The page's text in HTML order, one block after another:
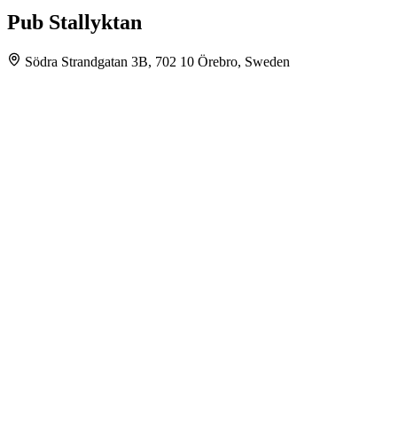
Pub Stallyktan
Södra Strandgatan 3B, 702 10 Örebro, Sweden